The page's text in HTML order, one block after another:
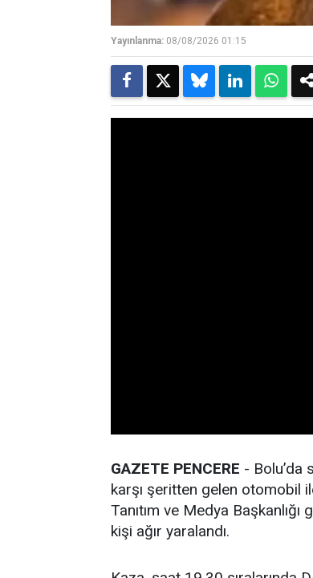
Yayınlanma: 08/08/2026 01:15
GAZETE PENCERE - Bolu’da
karşı şeritten gelen otomobil
Tanıtım ve Medya
kişi ağır yaralandı.